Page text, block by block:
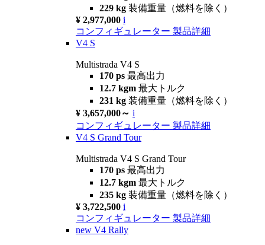
229 kg 装備重量（燃料を除く）
¥ 2,977,000 i
コンフィギュレーター 製品詳細
V4 S
Multistrada V4 S
170 ps 最高出力
12.7 kgm 最大トルク
231 kg 装備重量（燃料を除く）
¥ 3,657,000～ i
コンフィギュレーター 製品詳細
V4 S Grand Tour
Multistrada V4 S Grand Tour
170 ps 最高出力
12.7 kgm 最大トルク
235 kg 装備重量（燃料を除く）
¥ 3,722,500 i
コンフィギュレーター 製品詳細
new V4 Rally